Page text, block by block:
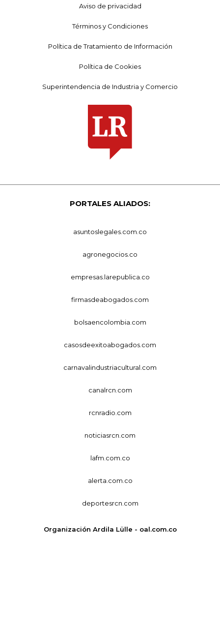
Aviso de privacidad
Términos y Condiciones
Política de Tratamiento de Información
Política de Cookies
Superintendencia de Industria y Comercio
PORTALES ALIADOS:
asuntoslegales.com.co
agronegocios.co
empresas.larepublica.co
firmasdeabogados.com
bolsaencolombia.com
casosdeexitoabogados.com
carnavalindustriacultural.com
canalrcn.com
rcnradio.com
noticiasrcn.com
lafm.com.co
alerta.com.co
deportesrcn.com
Organización Ardila Lülle - oal.com.co